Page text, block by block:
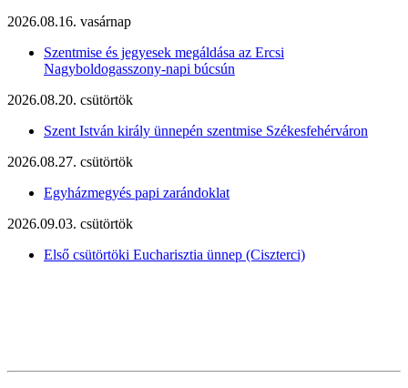
2026.08.16. vasárnap
Szentmise és jegyesek megáldása az Ercsi
Nagyboldogasszony-napi búcsún
2026.08.20. csütörtök
Szent István király ünnepén szentmise Székesfehérváron
2026.08.27. csütörtök
Egyházmegyés papi zarándoklat
2026.09.03. csütörtök
Első csütörtöki Eucharisztia ünnep (Ciszterci)